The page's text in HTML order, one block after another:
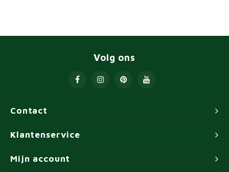
Contact
Volg ons
Klantenservice
Mijn account